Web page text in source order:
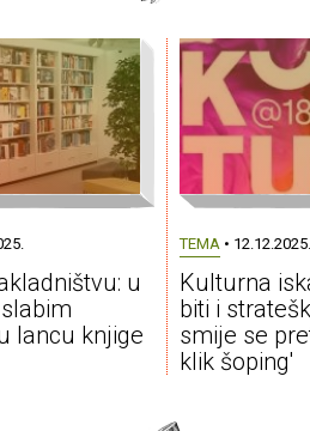
u
lancu knjige
TEMA • 12.12.2025.
Kulturna
biti i
smije se
klik šoping'